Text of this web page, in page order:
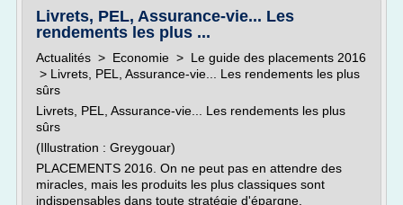
Livrets, PEL, Assurance-vie... Les
rendements les plus ...
Actualités > Economie > Le guide des placements 2016
> Livrets, PEL, Assurance-vie... Les rendements les plus
sûrs
Livrets, PEL, Assurance-vie... Les rendements les plus
sûrs
(Illustration : Greygouar)
PLACEMENTS 2016. On ne peut pas en attendre des
miracles, mais les produits les plus classiques sont
indispensables dans toute stratégie d'épargne.